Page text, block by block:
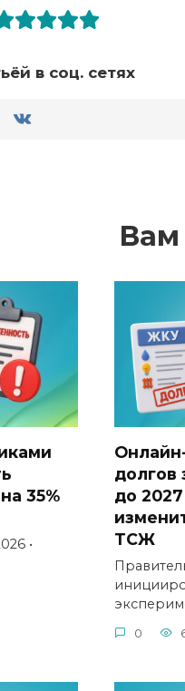
в соц. сетях
Вам
35%
•
долгов
до
ТСЖ
0